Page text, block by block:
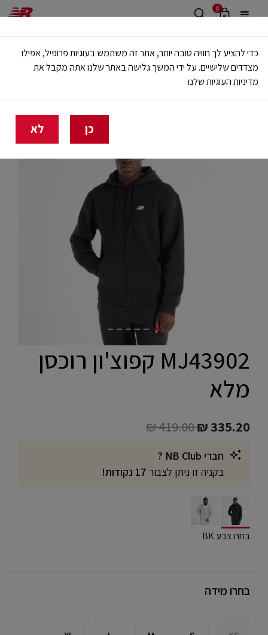
0
משלוח חינם מעל 499 ש"ח
🔥 20% הנחה על כל הביגוד באתר ובחנויות - לזמן מוגבל
בית גברים בגדים קפוצ'ונים וסווטשירטים
MJ43902 קפוצ'ון רוכסן
מלא
Price reduced from
₪ 419.00to
₪ 335.20
חברי NB Club ?
בקניה זו ניתן לצבור
selected
בחרו צבע BK
בחרו מידה
כדי להציע לך חוויה טובה יותר, אתר זה משתמש בעוגיות פרופיל, אפילו
מצדדים שלישיים. על ידי המשך גלישה באתר שלנו אתה מקבל את
מדיניות העוגיות שלנו
כן לא